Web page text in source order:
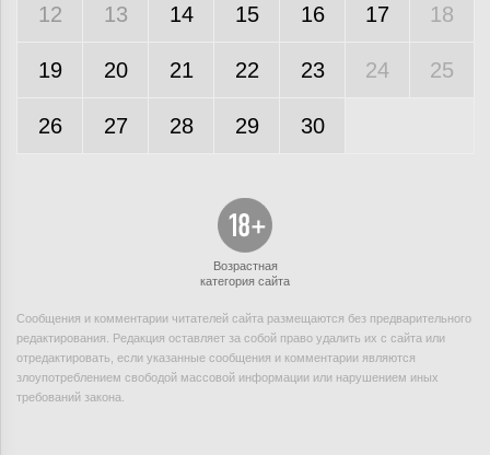
12 13 14 15 16 17 18
19 20 21 22 23 24 25
26 27 28 29 30
Возрастная
категория сайта
Сообщения и комментарии читателей сайта размещаются без предварительного
редактирования. Редакция оставляет за собой право удалить их с сайта или
отредактировать, если указанные сообщения и комментарии являются
злоупотреблением свободой массовой информации или нарушением иных
требований закона.